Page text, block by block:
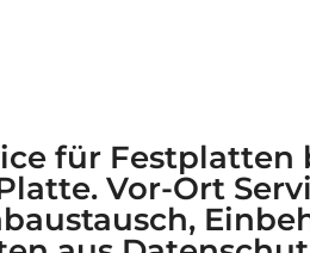
für Festplatten
Vor-Ort